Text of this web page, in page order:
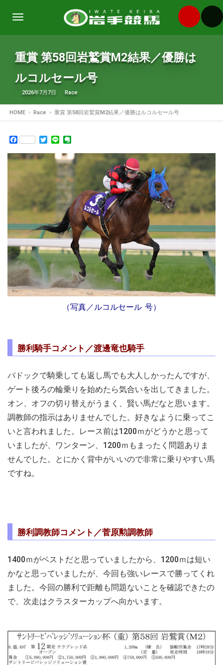
Toggle
重賞 第58回岩鷲賞M2結果／優勝は
ルコルセール号
2026年7月7日 Race
HOME Race 重賞 第58回岩鷲賞M2結果／優勝はルコルセール号
FacebookTwitter
Line
（写真／ルコルセール 号）
勝利騎手コメント／渡邊竜也騎手
パドックで騎乗しても返し馬でも大人しかったんですが、
ゲート後ろの輪乗りを始めたら気合いを出してきました。
オン、オフの切り替えがうまく、賢い馬だなと思います。
調教師の指示はありませんでした。好きなように乗ってこ
いと言われました。レース前は1200ｍがどうかと思って
いましたが、ワンターン、1200ｍもまったく問題ありま
せんでした。とにかく背中がいいので非常に乗りやすい馬
ですね。
勝利調教師コメント／菅原勲調教師
1400ｍがベストだと思っていましたから、1200ｍは短い
かなと思っていましたが、今回も強いレースで勝ってくれ
ました。今回の勝利で距離も問題ないことを確認できたの
で、次走はクラスターカップへ向かいます。